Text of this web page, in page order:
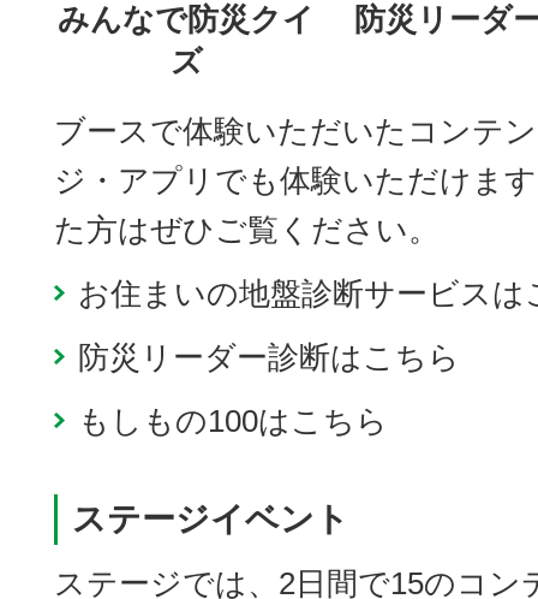
みんなで防災クイ
ズ
防災リーダ
ブースで体験いただいたコンテ
ジ・アプリでも体験いただけま
た方はぜひご覧ください。
お住まいの地盤診断サービスは
防災リーダー診断はこちら
もしもの100はこちら
ステージイベント
ステージでは、2日間で15のコ